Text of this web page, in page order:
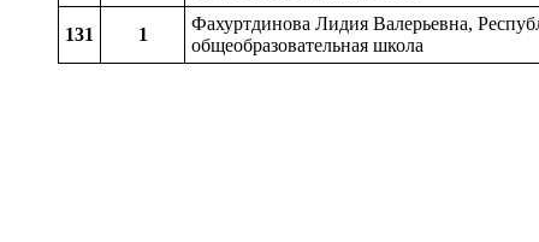
131 1
Фахуртдинова Лидия Валерьевна,
общеобразовательная школа